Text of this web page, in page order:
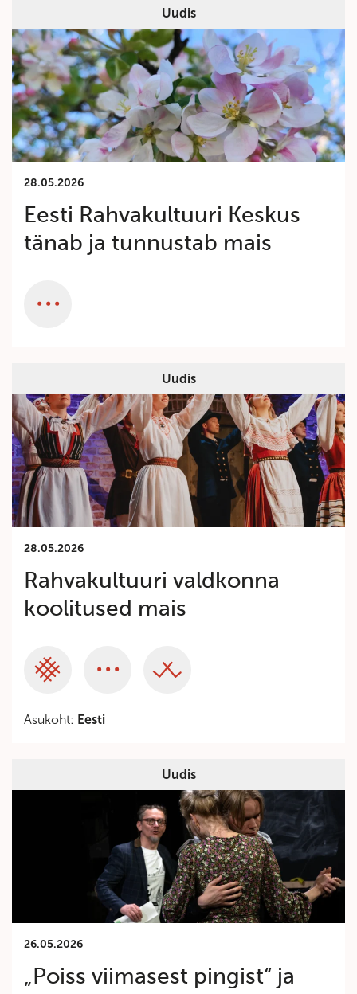
Uudis
28.05.2026
Eesti Rahvakultuuri Keskus
tänab ja tunnustab mais
Uudis
Category
28.05.2026
Rahvakultuuri valdkonna
koolitused mais
Asukoht: Eesti
Uudis
26.05.2026
„Poiss viimasest pingist“ ja